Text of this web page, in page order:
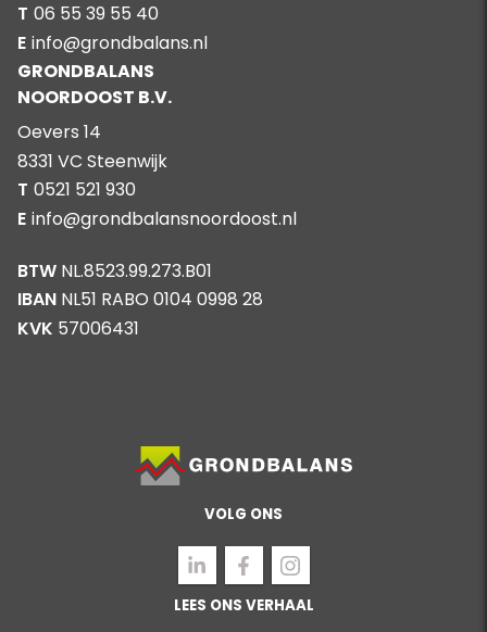
T 06 55 39 55 40
E info@grondbalans.nl
GRONDBALANS
NOORDOOST B.V.
Oevers 14
8331 VC Steenwijk
T 0521 521 930
E info@grondbalansnoordoost.nl
BTW NL.8523.99.273.B01
IBAN NL51 RABO 0104 0998 28
KVK 57006431
VOLG ONS
LEES ONS VERHAAL